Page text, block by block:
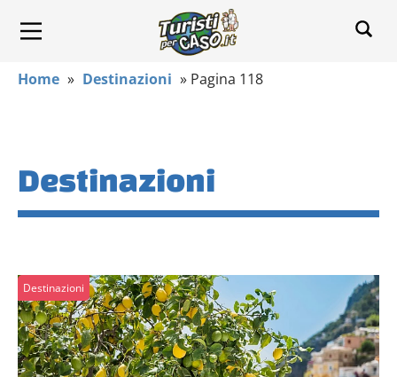
Home » Destinazioni » Pagina 118
Destinazioni
Destinazioni